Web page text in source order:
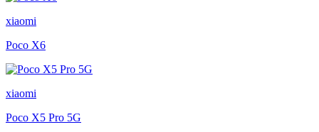
xiaomi
Poco X6
xiaomi
Poco X5 Pro 5G